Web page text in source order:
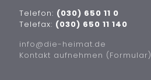
Telefon: (030) 650 11 0
Telefax: (030) 650 11 140
info@die-heimat.de
Kontakt aufnehmen (Formular)